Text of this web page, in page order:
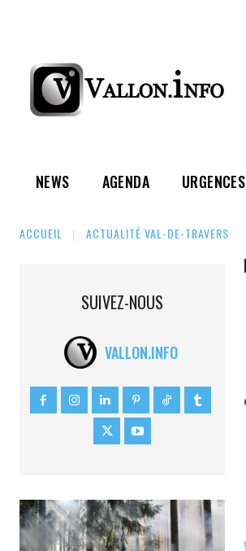
NEWS AGENDA URGENCES
ACCUEIL ACTUALITÉ VAL-DE-TRAVERS
SUIVEZ-NOUS
VALLON.INFO